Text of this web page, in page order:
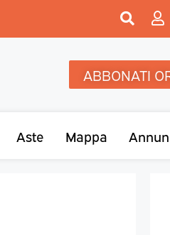
ABBONATI
Aste Mappa